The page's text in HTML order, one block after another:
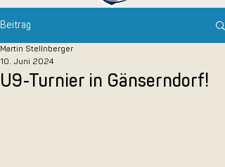
Beitrag
U9-Turnier in Gänserndorf!
Martin Stellnberger
10. Juni 2024